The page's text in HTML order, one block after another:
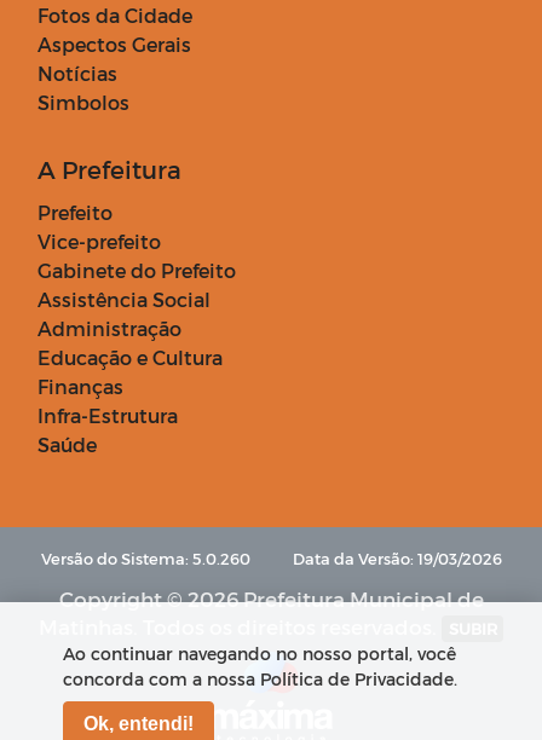
Fotos da Cidade
Aspectos Gerais
Notícias
Simbolos
A Prefeitura
Prefeito
Vice-prefeito
Gabinete do Prefeito
Assistência Social
Administração
Educação e Cultura
Finanças
Infra-Estrutura
Saúde
Versão do Sistema: 5.0.260 Data da Versão: 19/03/2026
Copyright © 2026 Prefeitura Municipal de
Ao continuar navegando no nosso portal, você
concorda com a nossa Política de Privacidade.
Ok, entendi!